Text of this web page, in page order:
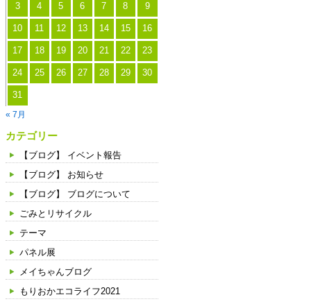
3 4 5 6 7 8 9
10 11 12 13 14 15 16
17 18 19 20 21 22 23
24 25 26 27 28 29 30
31
« 7月
カテゴリー
【ブログ】 イベント報告
【ブログ】 お知らせ
【ブログ】 ブログについて
ごみとリサイクル
テーマ
パネル展
メイちゃんブログ
もりおかエコライフ2021